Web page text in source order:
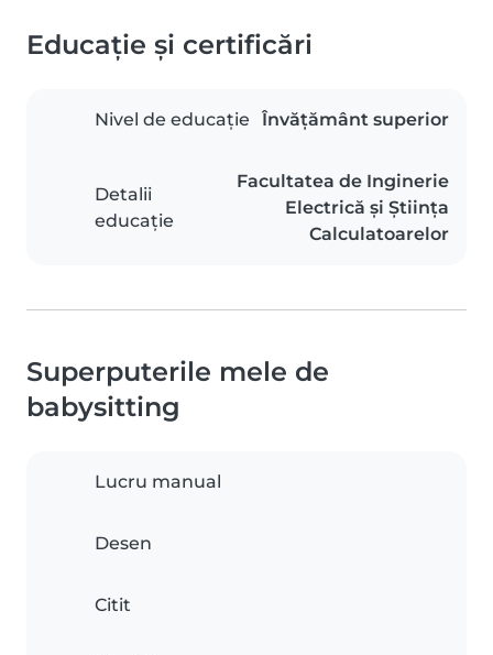
Educație și certificări
Nivel de educație Învățământ superior
Detalii
educație
Facultatea de Inginerie
Electrică și Știința
Calculatoarelor
Superputerile mele de
babysitting
Lucru manual
Desen
Citit